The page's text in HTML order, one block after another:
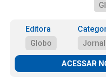
Editora
Globo
Jornal
ACESSAR